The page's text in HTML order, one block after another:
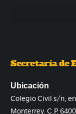
Secretaría de
Ubicación
Colegio Civil s/n,
Monterrey. C.P.